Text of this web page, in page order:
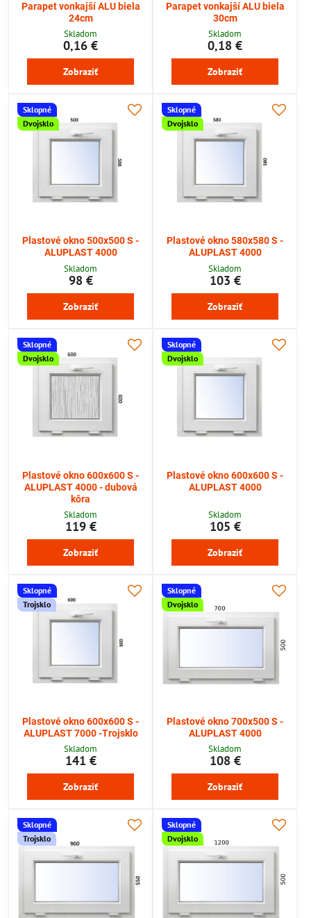
Parapet vonkajší ALU biela
24cm
Skladom
0,16 €
Zobraziť
Parapet vonkajší ALU biela
30cm
Skladom
0,18 €
Zobraziť
Sklopné
Dvojsklo
Plastové okno 500x500 S -
ALUPLAST 4000
Skladom
98 €
Zobraziť
Sklopné
Dvojsklo
Plastové okno 580x580 S -
ALUPLAST 4000
Skladom
103 €
Zobraziť
Sklopné
Dvojsklo
Plastové okno 600x600 S -
ALUPLAST 4000 - dubová
kôra
Skladom
119 €
Zobraziť
Sklopné
Dvojsklo
Plastové okno 600x600 S -
ALUPLAST 4000
Skladom
105 €
Zobraziť
Sklopné
Trojsklo
Plastové okno 600x600 S -
ALUPLAST 7000 -Trojsklo
Skladom
141 €
Zobraziť
Sklopné
Dvojsklo
Plastové okno 700x500 S -
ALUPLAST 4000
Skladom
108 €
Zobraziť
Sklopné
Trojsklo
Sklopné
Dvojsklo